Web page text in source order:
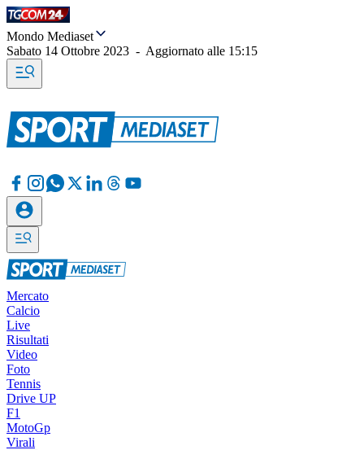
Mondo Mediaset
Sabato 14 Ottobre 2023 - Aggiornato alle 15:15
Mercato
Calcio
Live
Risultati
Video
Foto
Tennis
Drive UP
F1
MotoGp
Virali